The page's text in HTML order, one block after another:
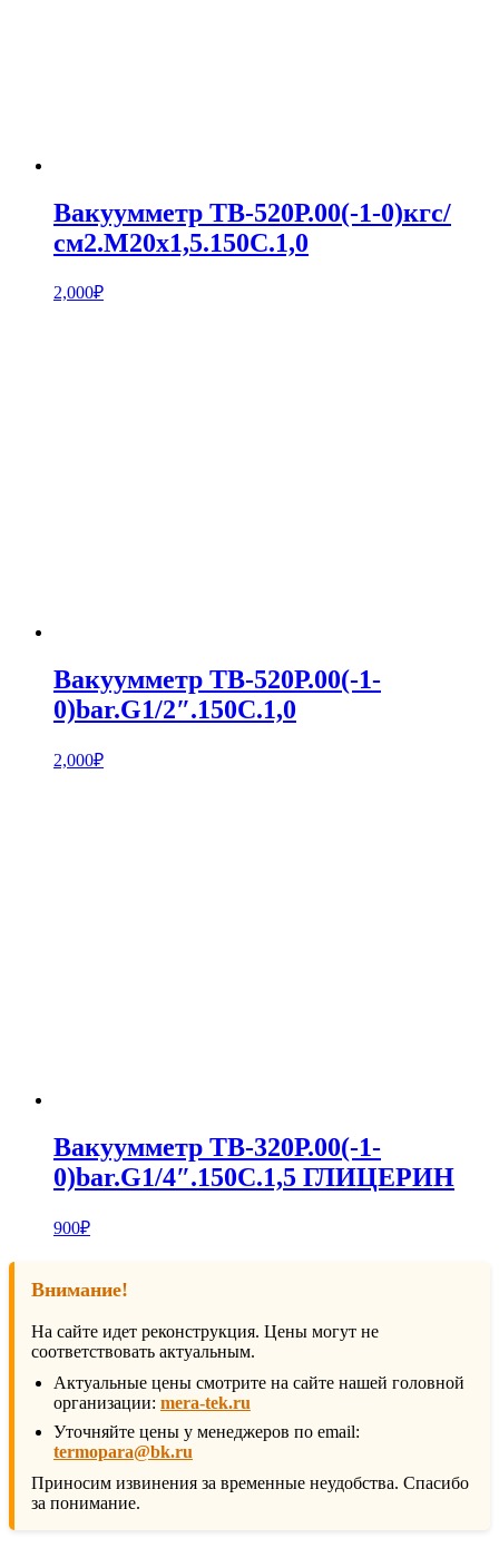
Вакуумметр ТВ-520Р.00(-1-0)кгс/
см2.М20х1,5.150С.1,0
2,000₽
Вакуумметр ТВ-520Р.00(-1-
0)bar.G1/2″.150С.1,0
2,000₽
Вакуумметр ТВ-320Р.00(-1-
0)bar.G1/4″.150С.1,5 ГЛИЦЕРИН
900₽
Внимание!
На сайте идет реконструкция. Цены могут не
соответствовать актуальным.
Актуальные цены смотрите на сайте нашей головной
организации: mera-tek.ru
Уточняйте цены у менеджеров по email:
termopara@bk.ru
Приносим извинения за временные неудобства. Спасибо
за понимание.